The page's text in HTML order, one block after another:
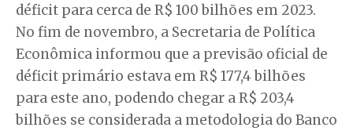
déficit para cerca de R$ 100 bilhões em 2023.
No fim de novembro, a Secretaria de Política
Econômica informou que a previsão oficial de
déficit primário estava em R$ 177,4 bilhões
para este ano, podendo chegar a R$ 203,4
bilhões se considerada a metodologia do Banco